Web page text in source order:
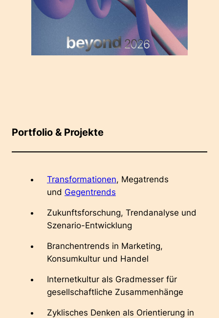
Portfolio & Projekte
Transformationen, Megatrends
und Gegentrends
Zukunftsforschung, Trendanalyse und
Szenario-Entwicklung
Branchentrends in Marketing,
Konsumkultur und Handel
Internetkultur als Gradmesser für
gesellschaftliche Zusammenhänge
Zyklisches Denken als Orientierung in